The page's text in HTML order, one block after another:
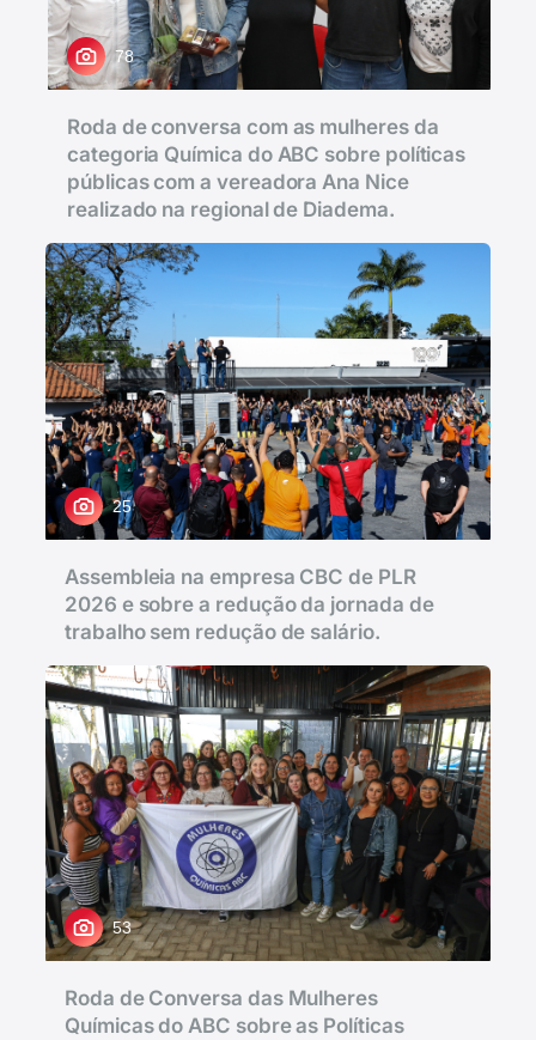
78
Roda de conversa com as mulheres da
categoria Química do ABC sobre políticas
públicas com a vereadora Ana Nice
realizado na regional de Diadema.
25
Assembleia na empresa CBC de PLR
2026 e sobre a redução da jornada de
trabalho sem redução de salário.
53
Roda de Conversa das Mulheres
Químicas do ABC sobre as Políticas